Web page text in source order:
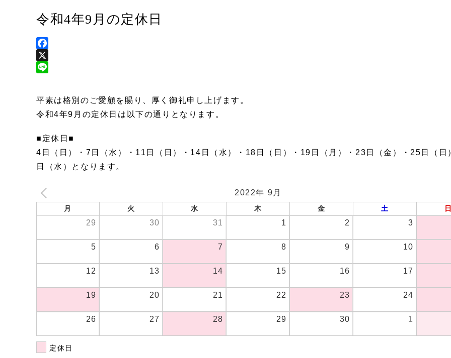
令和4年9月の定休日
Facebook
X
平素は格別のご愛顧を賜り、厚く御礼申し上げます。
令和4年9月の定休日は以下の通りとなります。
■定休日■
4日（日）・7日（水）・11日（日）・14日（水）・18日（日）・19日（月）・23日（金）・25日（日
日（水）となります。
2022年 9月
月 火 水 木 金 土 日
29 30 31 1 2 3
5 6 7 8 9 10
12 13 14 15 16 17
19 20 21 22 23 24
26 27 28 29 30 1
定休日